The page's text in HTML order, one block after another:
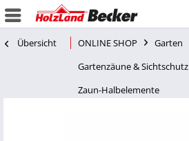
Übersicht ONLINE SHOP
Garten
Gartenzäune & Sichtschutz
Zaun-Halbelemente